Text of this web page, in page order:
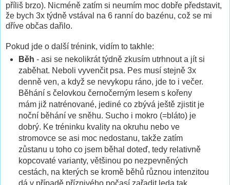
příliš brzo). Nicméně zatím si neumím moc dobře představit,
že bych 3x týdně vstával na 6 ranní do bazénu, což se mi
dříve občas dařilo.
Pokud jde o další trénink, vidím to takhle:
Běh - asi se nekolikrát týdně zkusím utrhnout a jít si
zaběhat. Neboli vyvenčit psa. Pes musí stejně 3x
denně ven, a když se nevykopu ráno, jde to i večer.
Běhání s čelovkou černočerným lesem s kořeny
mám již natrénované, jediné co zbývá ještě zjistit je
noční běhání ve sněhu. Sucho i mokro (=bláto) je
dobrý. Ke tréninku kvality na okruhu nebo ve
stromovce se asi moc nedostanu, takže zatím
zůstanu u toho co jsem běhal doteď, tedy relativně
kopcovaté varianty, většinou po nezpevněných
cestách, na kterých se kromě běhů různou intenzitou
dá v případě příznivého počasí zařadit leda tak